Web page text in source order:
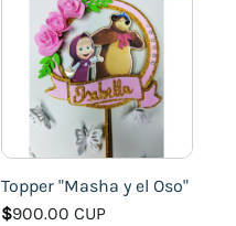
Topper "Masha y el Oso"
$900.00 CUP